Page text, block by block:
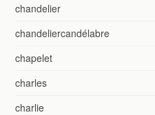
chandelier
chandeliercandélabre
chapelet
charles
charlie